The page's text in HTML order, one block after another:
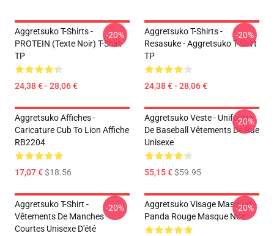
Aggretsuko T-Shirts -
PROTEIN (texte Noir) T-Shirt
TP
24,38 € - 28,06 €
-20%
Aggretsuko T-Shirts -
Resasuke - Aggretsuko T-Shirt
TP
24,38 € - 28,06 €
-20%
Aggretsuko Affiches -
Caricature Cub To Lion Affiche
RB2204
17,07 €$18.56
Aggretsuko Veste - Uniforme
De Baseball Vêtements De Rue
Unisexe
55,15 €$59.95
-20%
Aggretsuko T-Shirt -
Vêtements De Manches
Courtes Unisexe D'été
-20%
Aggretsuko Visage Masques -
Panda Rouge Masque Noir
-20%